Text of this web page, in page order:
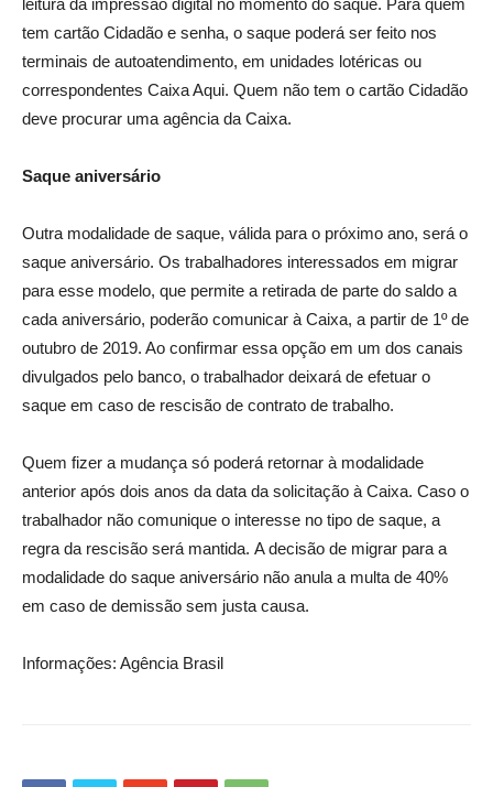
leitura da impressão digital no momento do saque. Para quem
tem cartão Cidadão e senha, o saque poderá ser feito nos
terminais de autoatendimento, em unidades lotéricas ou
correspondentes Caixa Aqui. Quem não tem o cartão Cidadão
deve procurar uma agência da Caixa.
Saque aniversário
Outra modalidade de saque, válida para o próximo ano, será o
saque aniversário. Os trabalhadores interessados em migrar
para esse modelo, que permite a retirada de parte do saldo a
cada aniversário, poderão comunicar à Caixa, a partir de 1º de
outubro de 2019. Ao confirmar essa opção em um dos canais
divulgados pelo banco, o trabalhador deixará de efetuar o
saque em caso de rescisão de contrato de trabalho.
Quem fizer a mudança só poderá retornar à modalidade
anterior após dois anos da data da solicitação à Caixa. Caso o
trabalhador não comunique o interesse no tipo de saque, a
regra da rescisão será mantida. A decisão de migrar para a
modalidade do saque aniversário não anula a multa de 40%
em caso de demissão sem justa causa.
Informações: Agência Brasil